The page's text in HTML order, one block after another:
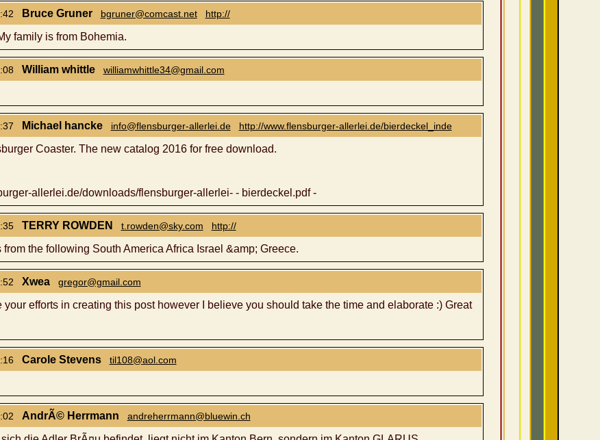
Bruce Gruner bgruner@comcast.net http://
family is from Bohemia.
William whittle williamwhittle34@gmail.com
Michael hancke info@flensburger-allerlei.de http://www.flensburger-allerlei.de/bierdeckel_inde
Coaster. The new catalog 2016 for free download.
allerlei.de/downloads/flensburger-allerlei- - bierdeckel.pdf -
TERRY ROWDEN t.rowden@sky.com http://
from the following South America Africa Israel &amp; Greece.
Xwea gregor@gmail.com
your efforts in creating this post however I believe you should take the time and elaborate :) Great
Carole Stevens til108@aol.com
AndrÃ© Herrmann andreherrmann@bluewin.ch